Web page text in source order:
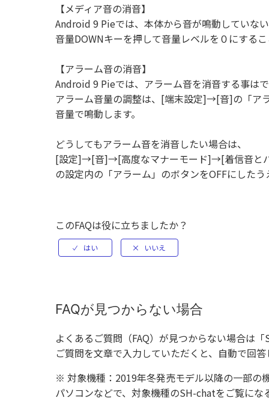
【メディア音の消音】
Android 9 Pieでは、本体から音が鳴動していな
音量DOWNキーを押して音量レベルを０にする
【アラーム音の消音】
Android 9 Pieでは、アラーム音を消音する事はで
アラーム音量の調整は、[端末設定]→[音]の「ア
音量で鳴動します。
どうしてもアラーム音を消音したい場合は、
[設定]→[音]→[高度なマナーモード]→[着信音と
の設定内の「アラーム」のボタンをOFFにしたう
このFAQは役に立ちましたか？
FAQが見つからない場合
よくあるご質問（FAQ）が見つからない場合は「
ご質問を文章で入力していただくと、自動で回答
※ 対象機種：2019年冬発売モデル以降の一部の
パソコンなどで、対象機種のSH-chatをご覧にな